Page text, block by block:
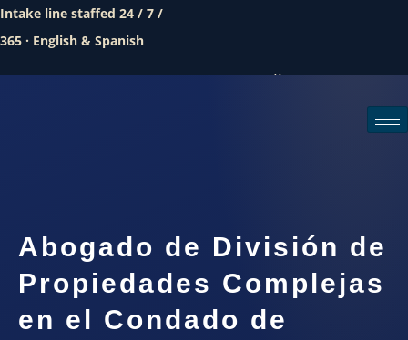
Intake line staffed 24 / 7 /
365 · English & Spanish
Call (888) 437-7747
Abogado de División de
Propiedades Complejas
en el Condado de